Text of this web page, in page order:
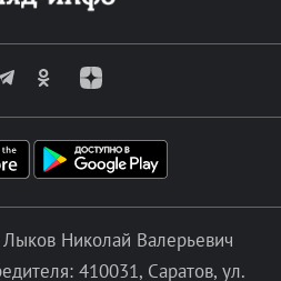
Николай Валерьевич
410031, Саратов, ул.